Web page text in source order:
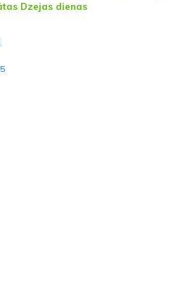
Dzejas dienas